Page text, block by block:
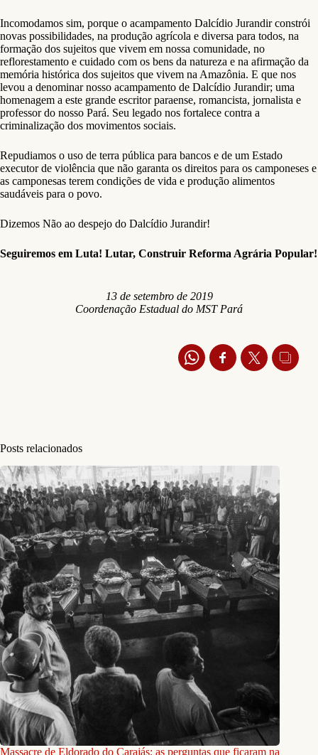
Incomodamos sim, porque o acampamento Dalcídio Jurandir constrói
novas possibilidades, na produção agrícola e diversa para todos, na
formação dos sujeitos que vivem em nossa comunidade, no
reflorestamento e cuidado com os bens da natureza e na afirmação da
memória histórica dos sujeitos que vivem na Amazônia. E que nos
levou a denominar nosso acampamento de Dalcídio Jurandir; uma
homenagem a este grande escritor paraense, romancista, jornalista e
professor do nosso Pará. Seu legado nos fortalece contra a
criminalização dos movimentos sociais.
Repudiamos o uso de terra pública para bancos e de um Estado
executor de violência que não garanta os direitos para os camponeses e
as camponesas terem condições de vida e produção alimentos
saudáveis para o povo.
Dizemos Não ao despejo do Dalcídio Jurandir!
Seguiremos em Luta! Lutar, Construir Reforma Agrária Popular!
13 de setembro de 2019
Coordenação Estadual do MST Pará
Posts relacionados
Massacre de Eldorado do Carajás: as perguntas que ficaram na